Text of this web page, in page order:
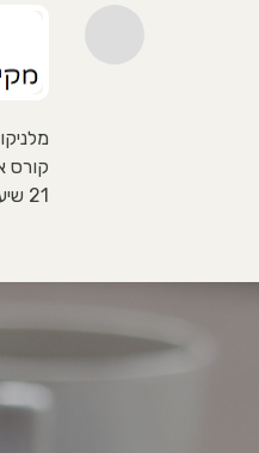
קורס
21 שיעורים בקצב שלך קבוצות למידה בזום ומענה אנושו